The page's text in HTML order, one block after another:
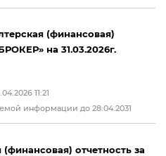
(финансовая)
на 31.03.2026г.
11:21
информации до 28.04.2031
(финансовая) отчетность за